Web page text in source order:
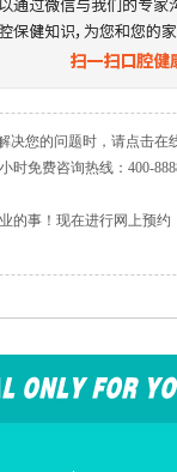
决您的问题时，请点击
时免费咨询热线：400-
的事！现在进行网上预约